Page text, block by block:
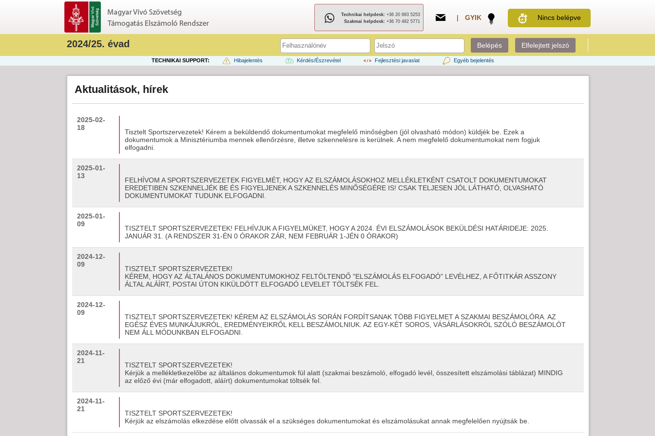
Technikai helpdesk: +36 20 993 5253
Szakmai helpdesk: +36 70 492 5771
| GYIK Nincs belépve
2024/25. évad Belépés Elfelejtett jelszó
TECHNIKAI SUPPORT: Hibajelentés Kérdés/Észrevétel Fejlesztési javaslat Egyéb bejelentés
Aktualitások, hírek
2025-02-
18
Tisztelt Sportszervezetek! Kérem a beküldendő dokumentumokat megfelelő minőségben (jól olvasható módon) küldjék be. Ezek a
dokumentumok a Minisztériumba mennek ellenőrzésre, illetve szkennelésre is kerülnek. A nem megfelelő dokumentumokat nem fogjuk
elfogadni.
2025-01-
13
FELHÍVOM A SPORTSZERVEZETEK FIGYELMÉT, HOGY AZ ELSZÁMOLÁSOKHOZ MELLÉKLETKÉNT CSATOLT DOKUMENTUMOKAT
EREDETIBEN SZKENNELJÉK BE ÉS FIGYELJENEK A SZKENNELÉS MINŐSÉGÉRE IS! CSAK TELJESEN JÓL LÁTHATÓ, OLVASHATÓ
DOKUMENTUMOKAT TUDUNK ELFOGADNI.
2025-01-
09
TISZTELT SPORTSZERVEZETEK! FELHÍVJUK A FIGYELMÜKET, HOGY A 2024. ÉVI ELSZÁMOLÁSOK BEKÜLDÉSI HATÁRIDEJE: 2025.
JANUÁR 31. (A RENDSZER 31-ÉN 0 ÓRAKOR ZÁR, NEM FEBRUÁR 1-JÉN 0 ÓRAKOR)
2024-12-
09
TISZTELT SPORTSZERVEZETEK!
KÉREM, HOGY AZ ÁLTALÁNOS DOKUMENTUMOKHOZ FELTÖLTENDŐ "ELSZÁMOLÁS ELFOGADÓ" LEVÉLHEZ, A FŐTITKÁR ASSZONY
ÁLTAL ALÁÍRT, POSTAI ÚTON KIKÜLDÖTT ELFOGADÓ LEVELET TÖLTSÉK FEL.
2024-12-
09
TISZTELT SPORTSZERVEZETEK! KÉREM AZ ELSZÁMOLÁS SORÁN FORDÍTSANAK TÖBB FIGYELMET A SZAKMAI BESZÁMOLÓRA. AZ
EGÉSZ ÉVES MUNKÁJUKRÓL, EREDMÉNYEIKRŐL KELL BESZÁMOLNIUK. AZ EGY-KÉT SOROS, VÁSÁRLÁSOKRÓL SZÓLÓ BESZÁMOLÓT
NEM ÁLL MÓDUNKBAN ELFOGADNI.
2024-11-
21
TISZTELT SPORTSZERVEZETEK!
Kérjük a mellékletkezelőbe az általános dokumentumok fül alatt (szakmai beszámoló, elfogadó levél, összesített elszámolási táblázat) MINDIG
az előző évi (már elfogadott, aláírt) dokumentumokat töltsék fel.
2024-11-
21
TISZTELT SPORTSZERVEZETEK!
Kérjük az elszámolás elkezdése előtt olvassák el a szükséges dokumentumokat és elszámolásukat annak megfelelően nyújtsák be.